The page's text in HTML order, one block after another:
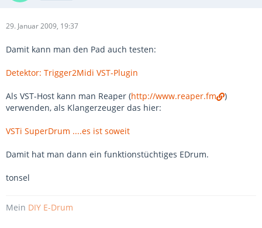
29. Januar 2009, 19:37
Damit kann man den Pad auch testen:
Detektor: Trigger2Midi VST-Plugin
Als VST-Host kann man Reaper (http://www.reaper.fm
)
verwenden, als Klangerzeuger das hier:
VSTi SuperDrum ....es ist soweit
Damit hat man dann ein funktionstüchtiges EDrum.
tonsel
Mein DIY E-Drum